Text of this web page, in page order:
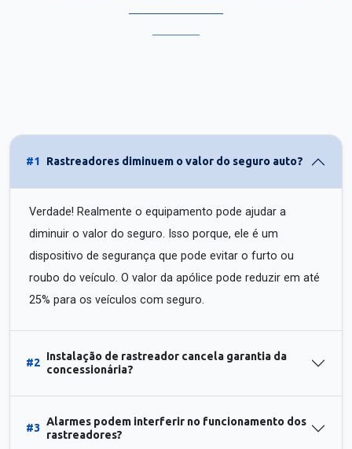
#1 Rastreadores diminuem o valor do seguro auto?
Verdade! Realmente o equipamento pode ajudar a
diminuir o valor do seguro. Isso porque, ele é um
dispositivo de segurança que pode evitar o furto ou
roubo do veículo. O valor da apólice pode reduzir em até
25% para os veículos com seguro.
#2
Instalação de rastreador cancela garantia da
concessionária?
#3
Alarmes podem interferir no funcionamento dos
rastreadores?